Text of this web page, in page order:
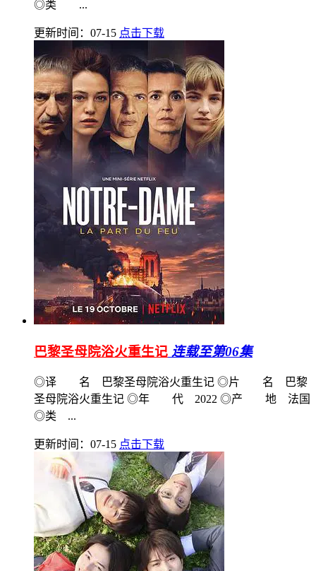
◎类 ...
更新时间：07-15 点击下载
巴黎圣母院浴火重生记 连载至第06集
◎译 名 巴黎圣母院浴火重生记 ◎片 名 巴黎
圣母院浴火重生记 ◎年 代 2022 ◎产 地 法国
◎类 ...
更新时间：07-15 点击下载